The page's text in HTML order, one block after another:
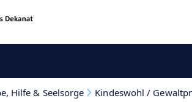
Hilfe & Seelsorge Kindeswohl /